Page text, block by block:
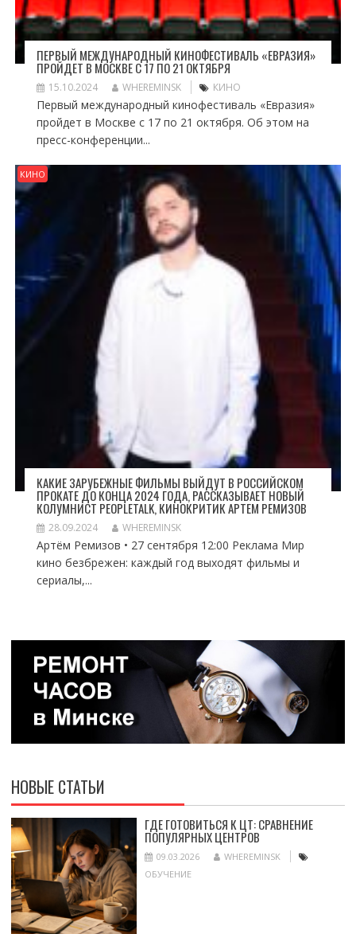
ПЕРВЫЙ МЕЖДУНАРОДНЫЙ КИНОФЕСТИВАЛЬ «ЕВРАЗИЯ»
ПРОЙДЕТ В МОСКВЕ С 17 ПО 21 ОКТЯБРЯ
15.10.2024 WHEREMINSK КИНО
Первый международный кинофестиваль «Евразия»
пройдет в Москве с 17 по 21 октября. Об этом на
пресс-конференции...
КИНО
КАКИЕ ЗАРУБЕЖНЫЕ ФИЛЬМЫ ВЫЙДУТ В РОССИЙСКОМ
ПРОКАТЕ ДО КОНЦА 2024 ГОДА, РАССКАЗЫВАЕТ НОВЫЙ
КОЛУМНИСТ PEOPLETALK, КИНОКРИТИК АРТЕМ РЕМИЗОВ
28.09.2024 WHEREMINSK
Артём Ремизов • 27 сентября 12:00 Реклама Мир
кино безбрежен: каждый год выходят фильмы и
сериалы,...
НОВЫЕ СТАТЬИ
ГДЕ ГОТОВИТЬСЯ К ЦТ: СРАВНЕНИЕ
ПОПУЛЯРНЫХ ЦЕНТРОВ
09.03.2026
WHEREMINSK
ОБУЧЕНИЕ